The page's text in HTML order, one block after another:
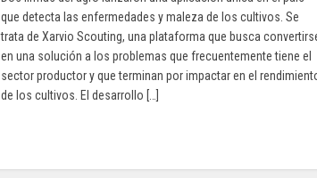
que detecta las enfermedades y maleza de los cultivos. Se
trata de Xarvio Scouting, una plataforma que busca
en una solución a los problemas que frecuentemente tiene el
sector productor y que terminan por impactar en el
de los cultivos. El desarrollo […]